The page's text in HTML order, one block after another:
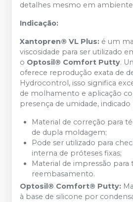
detalhes mesmo em
Indicação:
Xantopren® VL Plus: é um
viscosidade para ser utilizado
o Optosil® Comfort Putty.
oferece reprodução exata de
Hydrocontrol, isso significa
de molhamento e aplicação
presença de umidade, indicado
Material de correção para
de dupla moldagem;
Pode ser utilizado para
interna de próteses fixas;
Material de impressão para
reembasamento.
Optosil® Comfort® Putty:
à base de silicone por